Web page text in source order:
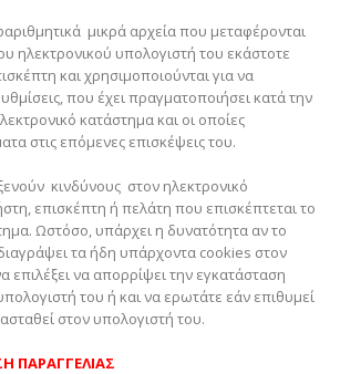
μικρά αρχεία που μεταφέρονται
ηλεκτρονικού υπολογιστή του εκάστοτε
και χρησιμοποιούνται για να
που έχει πραγματοποιήσει κατά την
κατάστημα και οι οποίες
στις επόμενες επισκέψεις του.
κινδύνους στον ηλεκτρονικό
επισκέπτη ή πελάτη που επισκέπτεται το
Ωστόσο, υπάρχει η δυνατότητα αν το
τα ήδη υπάρχοντα cookies στον
επιλέξει να απορρίψει την εγκατάσταση
του ή και να ερωτάτε εάν επιθυμεί
στον υπολογιστή του.
ΠΑΡΑΓΓΕΛΙΑΣ